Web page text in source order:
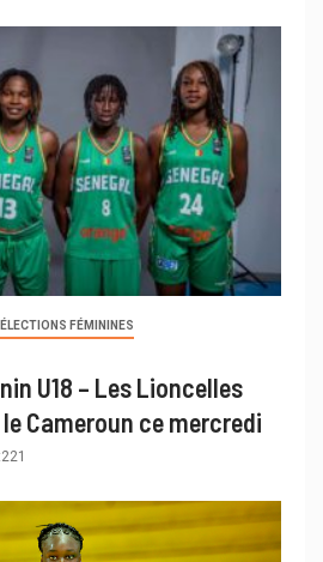
FÉMININES
U18 – Les Lioncelles
Cameroun ce mercredi